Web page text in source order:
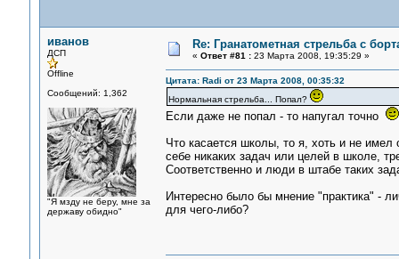
иванов
ДСП
Offline
Сообщений: 1,362
"Я мзду не беру, мне за
державу обидно"
Re: Гранатометная стрельба с
« Ответ #81 :23 Марта 2008, 19:35:29 »
Цитата: Radi от 23 Марта 2008, 00:35:32
Нормальная стрельба... Попал?
Если даже не попал - то напугал точно
Что касается школы, то я, хоть и не имел
себе никаких задач или целей в школе,
Соответственно и люди в штабе таких
Интересно было бы мнение "практика" -
для чего-либо?